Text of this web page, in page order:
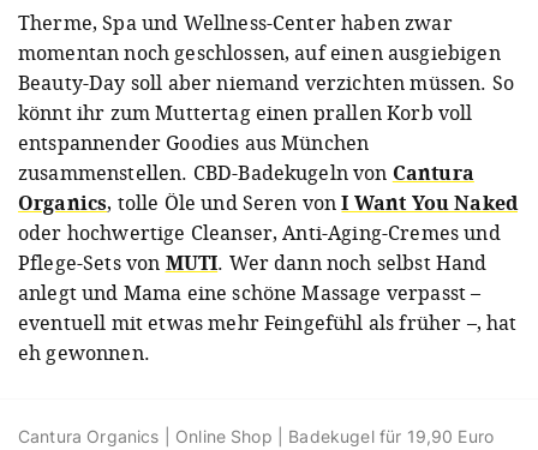
Therme, Spa und Wellness-Center haben zwar
momentan noch geschlossen, auf einen ausgiebigen
Beauty-Day soll aber niemand verzichten müssen. So
könnt ihr zum Muttertag einen prallen Korb voll
entspannender Goodies aus München
zusammenstellen. CBD-Badekugeln von Cantura
Organics, tolle Öle und Seren vonI Want You Naked
oder hochwertige Cleanser, Anti-Aging-Cremes und
Pflege-Sets von MUTI. Wer dann noch selbst Hand
anlegt und Mama eine schöne Massage verpasst –
eventuell mit etwas mehr Feingefühl als früher –, hat
eh gewonnen.
Cantura Organics | Online Shop | Badekugel für 19,90 Euro